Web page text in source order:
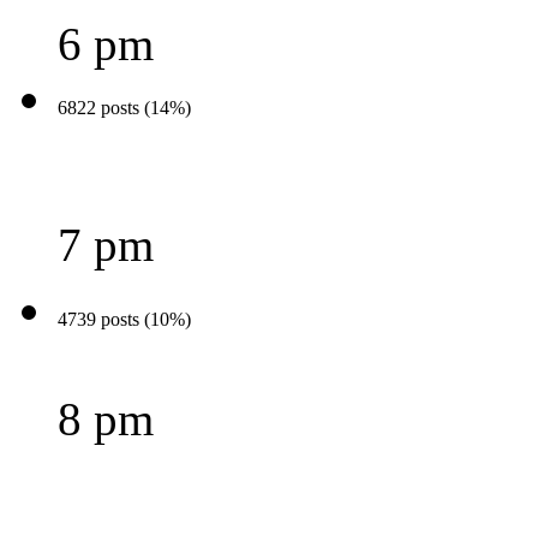
6 pm
6822 posts (14%)
7 pm
4739 posts (10%)
8 pm